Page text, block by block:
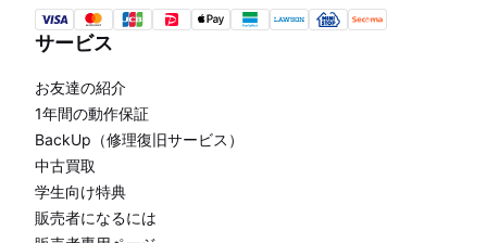
サービス
お友達の紹介
1年間の動作保証
BackUp（修理復旧サービス）
中古買取
学生向け特典
販売者になるには